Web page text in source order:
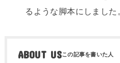
るような脚本にしました
ABOUT US